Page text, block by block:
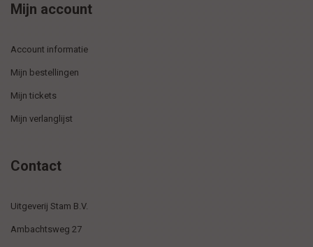
Mijn account
Account informatie
Mijn bestellingen
Mijn tickets
Mijn verlanglijst
Contact
Uitgeverij Stam B.V.
Ambachtsweg 27